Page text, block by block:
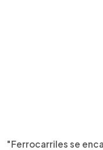
"Ferrocarriles se